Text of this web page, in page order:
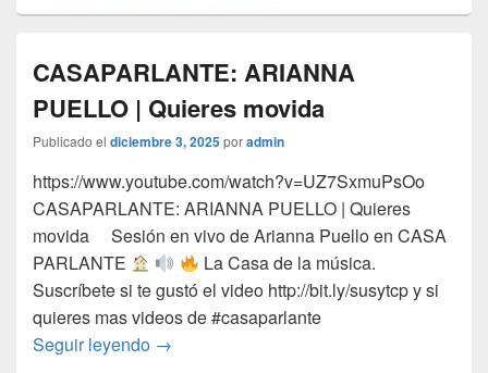
CASAPARLANTE: ARIANNA
PUELLO | Quieres movida
Publicado el diciembre 3, 2025poradmin
https://www.youtube.com/watch?v=UZ7SxmuPsOo
CASAPARLANTE: ARIANNA PUELLO | Quieres
movida Sesión en vivo de Arianna Puello en CASA
PARLANTE
La Casa de la música.
Suscríbete si te gustó el video http://bit.ly/susytcp y si
quieres mas videos de #casaparlante
Seguir leyendo CASAPARLANTE: ARIANNA PUELLO |
→